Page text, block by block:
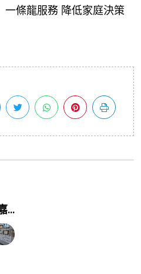
一條龍服務 降低家庭決策
...